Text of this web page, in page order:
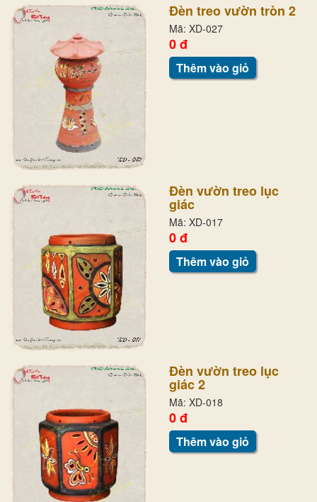
Đèn treo vườn tròn 2
Mã: XD-027
0 đ
Thêm vào giỏ
Đèn vườn treo lục
giác
Mã: XD-017
0 đ
Thêm vào giỏ
Đèn vườn treo lục
giác 2
Mã: XD-018
0 đ
Thêm vào giỏ